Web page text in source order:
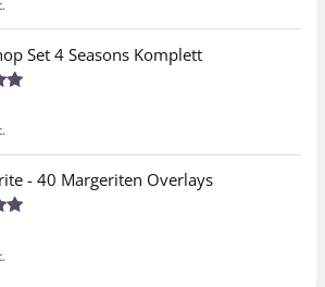
Set 4 Seasons Komplett
- 40 Margeriten Overlays